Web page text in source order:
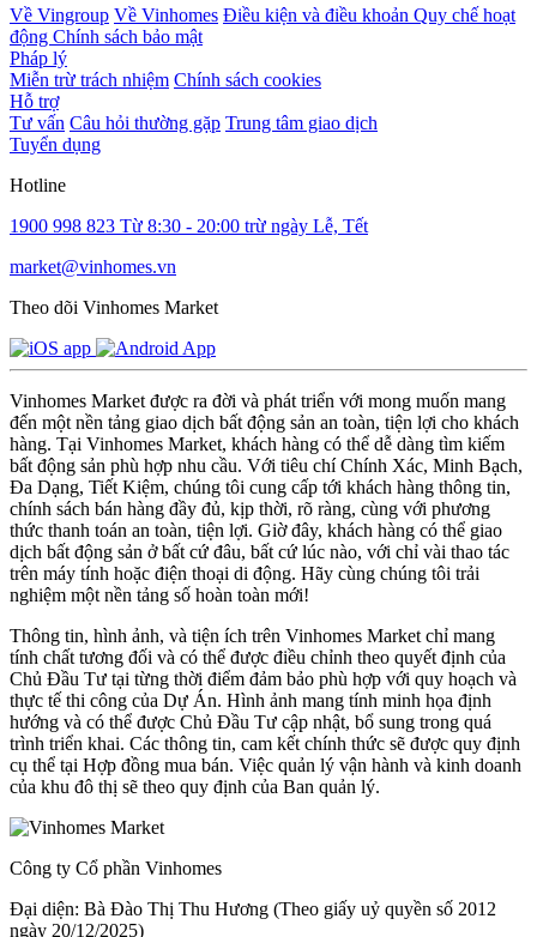
Về Vingroup Về Vinhomes Điều kiện và điều khoản Quy chế hoạt
động Chính sách bảo mật
Pháp lý
Miễn trừ trách nhiệm Chính sách cookies
Hỗ trợ
Tư vấn Câu hỏi thường gặp Trung tâm giao dịch
Tuyển dụng
Hotline
1900 998 823 Từ 8:30 - 20:00 trừ ngày Lễ, Tết
market@vinhomes.vn
Theo dõi Vinhomes Market
Vinhomes Market được ra đời và phát triển với mong muốn mang
đến một nền tảng giao dịch bất động sản an toàn, tiện lợi cho khách
hàng. Tại Vinhomes Market, khách hàng có thể dễ dàng tìm kiếm
bất động sản phù hợp nhu cầu. Với tiêu chí Chính Xác, Minh Bạch,
Đa Dạng, Tiết Kiệm, chúng tôi cung cấp tới khách hàng thông tin,
chính sách bán hàng đầy đủ, kịp thời, rõ ràng, cùng với phương
thức thanh toán an toàn, tiện lợi. Giờ đây, khách hàng có thể giao
dịch bất động sản ở bất cứ đâu, bất cứ lúc nào, với chỉ vài thao tác
trên máy tính hoặc điện thoại di động. Hãy cùng chúng tôi trải
nghiệm một nền tảng số hoàn toàn mới!
Thông tin, hình ảnh, và tiện ích trên Vinhomes Market chỉ mang
tính chất tương đối và có thể được điều chỉnh theo quyết định của
Chủ Đầu Tư tại từng thời điểm đảm bảo phù hợp với quy hoạch và
thực tế thi công của Dự Án. Hình ảnh mang tính minh họa định
hướng và có thể được Chủ Đầu Tư cập nhật, bổ sung trong quá
trình triển khai. Các thông tin, cam kết chính thức sẽ được quy định
cụ thể tại Hợp đồng mua bán. Việc quản lý vận hành và kinh doanh
của khu đô thị sẽ theo quy định của Ban quản lý.
Công ty Cổ phần Vinhomes
Đại diện: Bà Đào Thị Thu Hương (Theo giấy uỷ quyền số 2012
ngày 20/12/2025)